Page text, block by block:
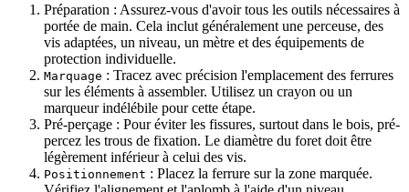
Préparation : Assurez-vous d'avoir tous les outils nécessaires à
portée de main. Cela inclut généralement une perceuse, des
vis adaptées, un niveau, un mètre et des équipements de
protection individuelle.
Marquage : Tracez avec précision l'emplacement des ferrures
sur les éléments à assembler. Utilisez un crayon ou un
marqueur indélébile pour cette étape.
Pré-perçage : Pour éviter les fissures, surtout dans le bois, pré-
percez les trous de fixation. Le diamètre du foret doit être
légèrement inférieur à celui des vis.
Positionnement : Placez la ferrure sur la zone marquée.